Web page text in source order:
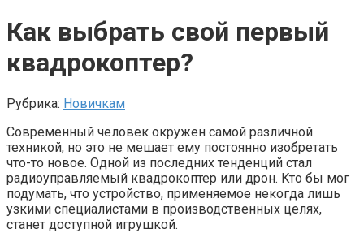
Как выбрать свой первый
квадрокоптер?
Рубрика: Новичкам
Современный человек окружен самой различной
техникой, но это не мешает ему постоянно изобретать
что-то новое. Одной из последних тенденций стал
радиоуправляемый квадрокоптер или дрон. Кто бы мог
подумать, что устройство, применяемое некогда лишь
узкими специалистами в производственных целях,
станет доступной игрушкой.